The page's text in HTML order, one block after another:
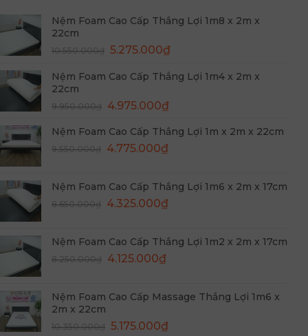
Nệm Foam Cao Cấp Thắng Lợi 1m8 x 2m x
22cm
10.550.000₫ Giá
là:
5.275.000₫Giá
tại
Nệm Foam Cao Cấp Thắng Lợi 1m4 x 2m x
22cm
9.950.000₫ Giá
là:
9.950.000₫.
4.975.000₫Giá
tại
là:
Nệm Foam Cao Cấp Thắng Lợi 1m x 2m x 22cm
9.550.000₫ Giá
9.550.000₫.
4.775.000₫Giá
là:
4.775.000₫.
Nệm Foam Cao Cấp Thắng Lợi 1m6 x 2m x 17cm
8.650.000₫ Giá
8.650.000₫.
4.325.000₫Giá
là:
Nệm Foam Cao Cấp Thắng Lợi 1m2 x 2m x 17cm
8.250.000₫ Giá
8.250.000₫.
4.125.000₫Giá
là:
Nệm Foam Cao Cấp Massage Thắng Lợi 1m6 x
2m x 22cm
10.350.000₫ Giá
5.175.000₫Giá